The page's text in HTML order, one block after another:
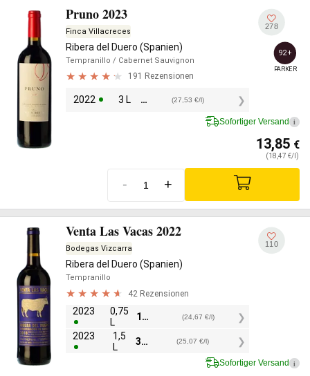
Pruno 2023
Finca Villacreces
Ribera del Duero (Spanien)
Tempranillo / Cabernet Sauvignon
191 Rezensionen
2022 3 L 82,60 €(27,53 €/l)
278
92+
PARKER
Sofortiger Versand i
13,85 €
(18,47 €/l)
- +
Venta Las Vacas 2022
Bodegas Vizcarra
Ribera del Duero (Spanien)
Tempranillo
42 Rezensionen
2023
0,75
L
18,50 (24,67 €/l)
2023
1,5
L
37,60 (25,07 €/l)
110
Sofortiger Versand i